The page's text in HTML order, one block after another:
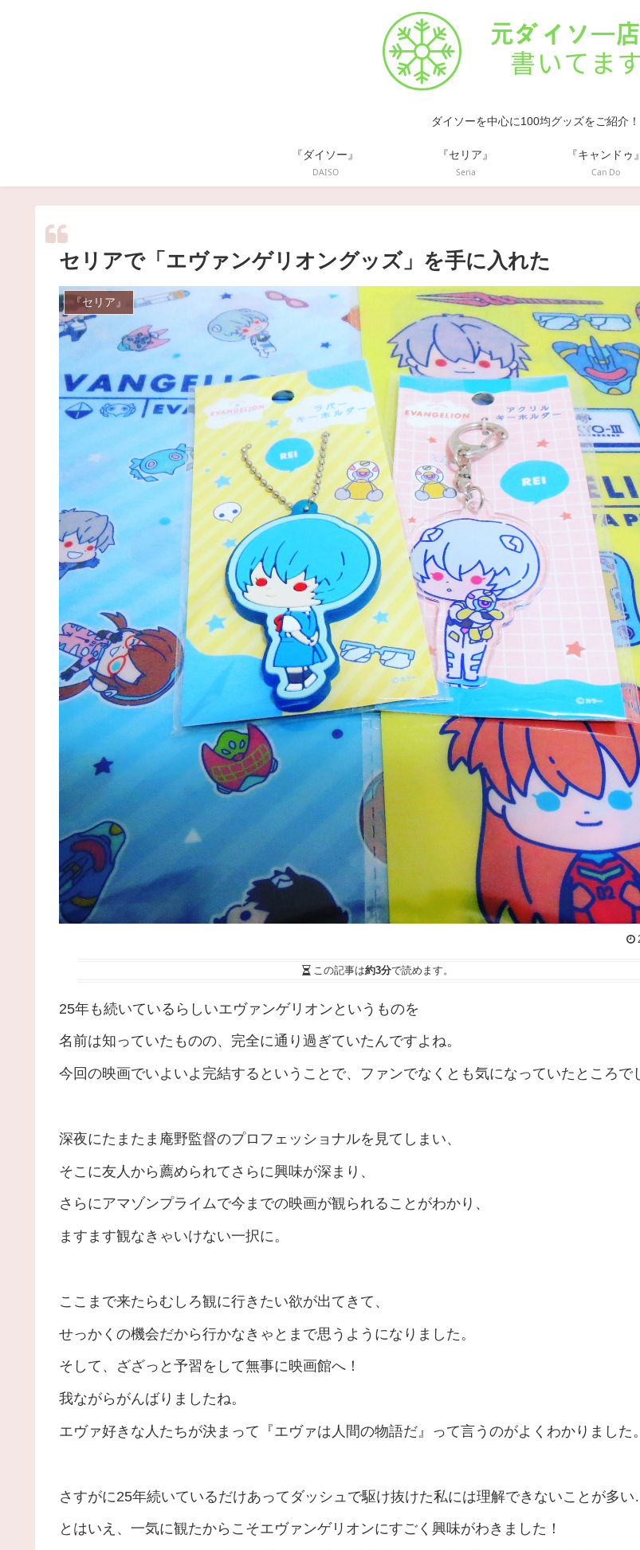
ダイソーを中心に100均グッズをご紹介！
『ダイソー』
DAISO
『セリア』
Seria
『キャンドゥ』
Can Do
セリアで「エヴァンゲリオングッズ」を手に入れた
『セリア』
この記事は約3分で読めます。
25年も続いているらしいエヴァンゲリオンというものを
名前は知っていたものの、完全に通り過ぎていたんですよね。
今回の映画でいよいよ完結するということで、ファンでなくとも気になっていたところで
深夜にたまたま庵野監督のプロフェッショナルを見てしまい、
そこに友人から薦められてさらに興味が深まり、
さらにアマゾンプライムで今までの映画が観られることがわかり、
ますます観なきゃいけない一択に。
ここまで来たらむしろ観に行きたい欲が出てきて、
せっかくの機会だから行かなきゃとまで思うようになりました。
そして、ざざっと予習をして無事に映画館へ！
我ながらがんばりましたね。
エヴァ好きな人たちが決まって『エヴァは人間の物語だ』って言うのがよくわかりました。
さすがに25年続いているだけあってダッシュで駆け抜けた私には理解できないことが多
とはいえ、一気に観たからこそエヴァンゲリオンにすごく興味がわきました！